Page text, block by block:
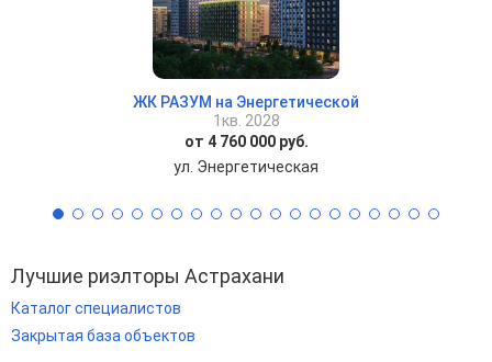
ЖК РАЗУМ на Энергетической
1кв. 2028
от 4 760 000 руб.
ул. Энергетическая
Лучшие риэлторы Астрахани
Каталог специалистов
Закрытая база объектов